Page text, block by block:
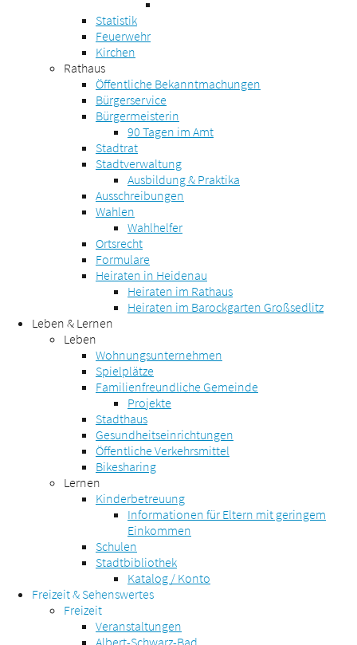
Statistik
Feuerwehr
Kirchen
Rathaus
Öffentliche Bekanntmachungen
Bürgerservice
Bürgermeisterin
90 Tagen im Amt
Stadtrat
Stadtverwaltung
Ausbildung & Praktika
Ausschreibungen
Wahlen
Wahlhelfer
Ortsrecht
Formulare
Heiraten in Heidenau
Heiraten im Rathaus
Heiraten im Barockgarten Großsedlitz
Leben & Lernen
Leben
Wohnungsunternehmen
Spielplätze
Familienfreundliche Gemeinde
Projekte
Stadthaus
Gesundheitseinrichtungen
Öffentliche Verkehrsmittel
Bikesharing
Lernen
Kinderbetreuung
Informationen für Eltern mit geringem
Einkommen
Schulen
Stadtbibliothek
Katalog / Konto
Freizeit & Sehenswertes
Freizeit
Veranstaltungen